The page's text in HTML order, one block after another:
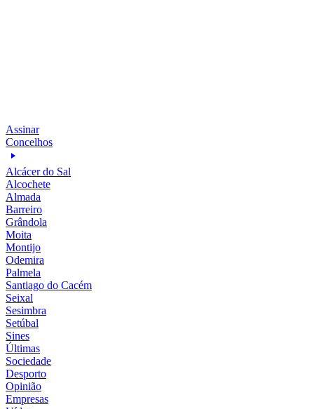
Assinar
Concelhos
Alcácer do Sal
Alcochete
Almada
Barreiro
Grândola
Moita
Montijo
Odemira
Palmela
Santiago do Cacém
Seixal
Sesimbra
Setúbal
Sines
Últimas
Sociedade
Desporto
Opinião
Empresas